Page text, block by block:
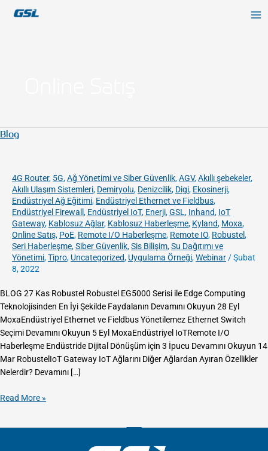
Blog
4G Router, 5G,Ağ Yönetimi ve Siber Güvenlik,AGV,Akıllı şebekeler,
Akıllı Ulaşım Sistemleri, Demiryolu, Denizcilik, Digi, Ekosinerji,
Endüstriyel Ağ Eğitimi, Endüstriyel Ethernet ve Fieldbus,
Endüstriyel Firewall, Endüstriyel IoT, Enerji,GSL , Inhand, IoT
Gateway, Kablosuz Ağlar, Kablosuz Haberleşme, Kyland, Moxa,
Online Satış, PoE, Remote I/O Haberleşme, Remote IO, Robustel,
Seri Haberleşme,Siber Güvenlik,Sis Bilişim,Su Dağıtımı ve
Yönetimi,Tipro, Uncategorized, Uygulama Örneği,Webinar /Şubat
8, 2022
BLOG 27 Kas Robustel Robustel EG5000 Serisi ile Edge Computing
Teknolojisinden En İyi Şekilde Faydalanın Devamını Okuyun 28 Eyl
MoxaEndüstriyel Ethernet ve Fieldbus Yönetilemez Ethernet Switch
Seçimi Devamını Okuyun 5 Eyl MoxaEndüstriyel IoTRemote I/O
Haberleşme Endüstride Dijital Dönüşüm için 3 İpucu Devamını Okuyun 14
Mar RobustelIoT Gateway IoT Ağlarını Diğer Ağlardan Ayıran Özellikler
Nelerdir? Devamını […]
Blog
Read More »